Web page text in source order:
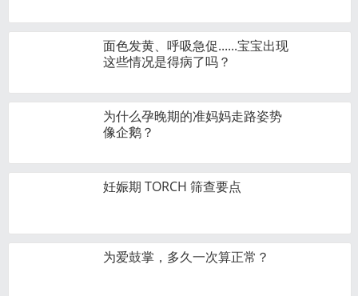
面色发黄、呼吸急促......宝宝出现
这些情况是得病了吗？
为什么孕晚期的准妈妈走路姿势
像企鹅？
妊娠期 TORCH 筛查要点
为爱鼓掌，多久一次算正常？